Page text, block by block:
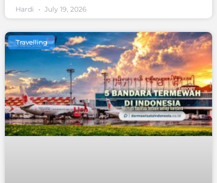
Hardi July 19, 2026
Travelling